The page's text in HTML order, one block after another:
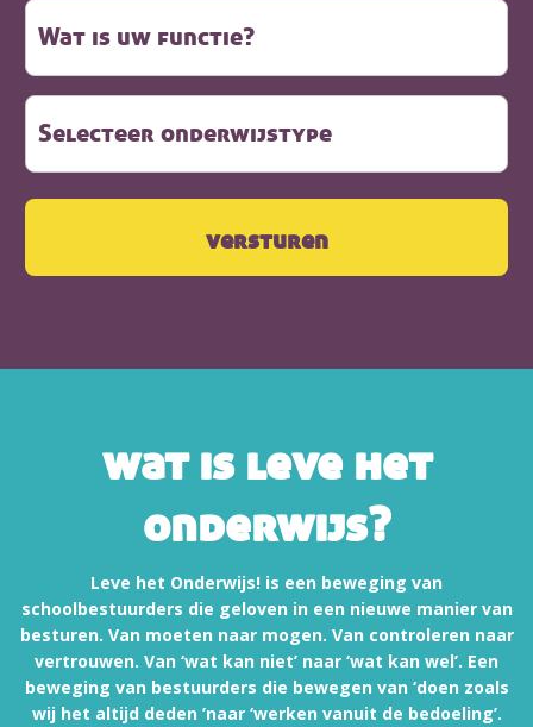
wat is leve het
onderwijs?
Leve het Onderwijs! is een beweging van
schoolbestuurders die geloven in een nieuwe manier van
besturen. Van moeten naar mogen. Van controleren naar
vertrouwen. Van ‘wat kan niet’ naar ‘wat kan wel’. Een
beweging van bestuurders die bewegen van ‘doen zoals
wij het altijd deden ’naar ‘werken vanuit de bedoeling’.